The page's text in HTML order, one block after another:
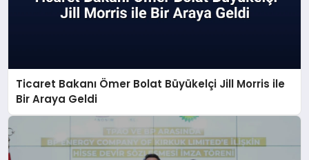
Ticaret Bakanı Ömer Bolat Büyükelçi Jill Morris ile
Bir Araya Geldi